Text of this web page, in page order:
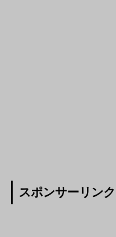
スポンサーリンク